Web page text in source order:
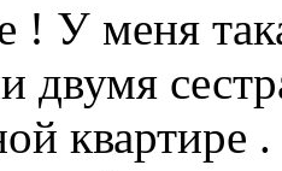
! У меня
двумя
квартире